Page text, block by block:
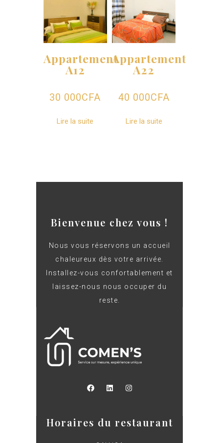
Appartement
A12
30 000CFA
Lire la suite
Appartement
A22
40 000CFA
Lire la suite
Bienvenue chez vous !
Nous vous réservons un accueil
chaleureux dès votre arrivée.
Installez-vous confortablement et
laissez-nous nous occuper du
reste.
Horaires du restaurant